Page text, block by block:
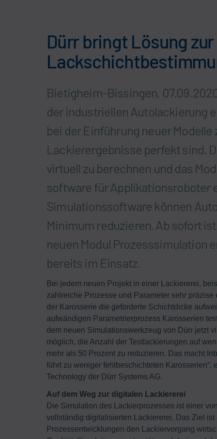
Dürr bringt Lösung
Bietigheim-Bissingen,
der industriellen Autolackierung
bei der Einführung neuer
Lackierergebnisse perfekt sind.
virtuell zu berechnen und das
software für Applikationsroboter
Simulationssoftware können
Minimum reduzieren. Ab sofort
neuen Modul Prozesssimulation
bereits im Einsatz.
Bei jedem neuen Projekt in einer Lackiererei,
zahlreiche Prozesse und Parameter sehr
der Karosserie die geforderte Schichtdicke
aufwändigen Parametrierprozess Karosserien
dem neuen Simulationswerkzeug von Dürr jetzt
möglich, die Anzahl der Testlackierungen auf
mehr als 50 Prozent zu reduzieren. Das macht
führt zu weniger fehlbeschichteten
Technology der Dürr Systems AG.
Auf dem Weg zur digitalen Lackiererei
Die Simulation des Lackierprozesses ist einer
vollständig digitalisierten Lackiererei. Das Ziel
Prozessentwicklungen den Lackiervorgang